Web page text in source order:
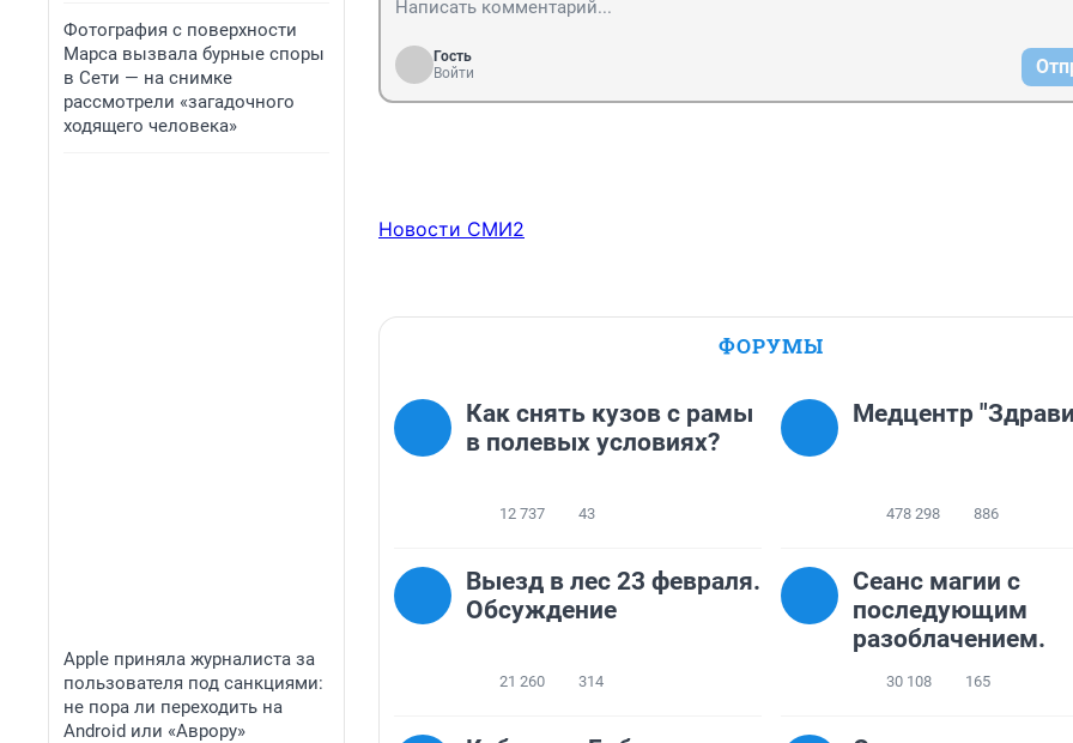
Фотография с поверхности
Марса вызвала бурные споры
в Сети — на снимке
рассмотрели «загадочного
ходящего человека»
Apple приняла журналиста за
пользователя под санкциями:
не пора ли переходить на
Android или «Аврору»
Гость
Войти
Новости СМИ2
ФОРУМЫ
Как снять кузов с рамы
в полевых условиях?
12 737 43
Медцентр
478 298 886
Выезд в лес 23 февраля.
Обсуждение
21 260 314
Сеанс магии с
последующим
разоблачением.
30 108 165